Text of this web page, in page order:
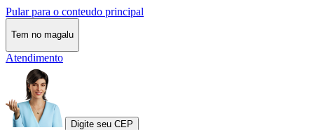
Pular para o conteudo principal
Tem no magalu
Atendimento
Digite seu CEP